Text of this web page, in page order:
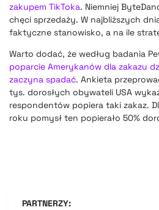
zakupem TikToka. Niemniej
chęci sprzedaży. W najbliższych
faktyczne stanowisko, a na ile
Warto dodać, że według badania
poparcie Amerykanów dla zakazu
zaczyna spadać. Ankieta
tys. dorosłych obywateli USA
respondentów popiera taki zakaz.
roku pomysł ten popierało 50%
PARTNERZY: